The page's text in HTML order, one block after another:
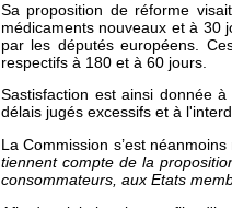
Sa proposition de réforme
médicaments nouveaux et à 30
par les députés européens.
respectifs à 180 et à 60 jours.
Sastisfaction est ainsi donnée
délais jugés excessifs et à
La Commission s’est
tiennent compte de la
consommateurs, aux Etats